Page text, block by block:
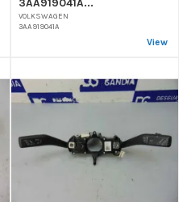
3AA919041A...
VOLKSWAGEN
3AA919041A
View